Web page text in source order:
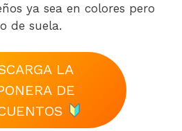
ya sea en colores pero
de suela.
LA
DE